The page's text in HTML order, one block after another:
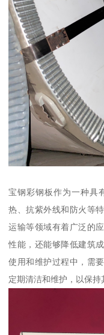
宝钢彩钢板作为一种具
热、抗紫外线和防火等
运输等领域有着广泛的
性能，还能够降低建筑
使用和维护过程中，需
定期清洁和维护，以保持